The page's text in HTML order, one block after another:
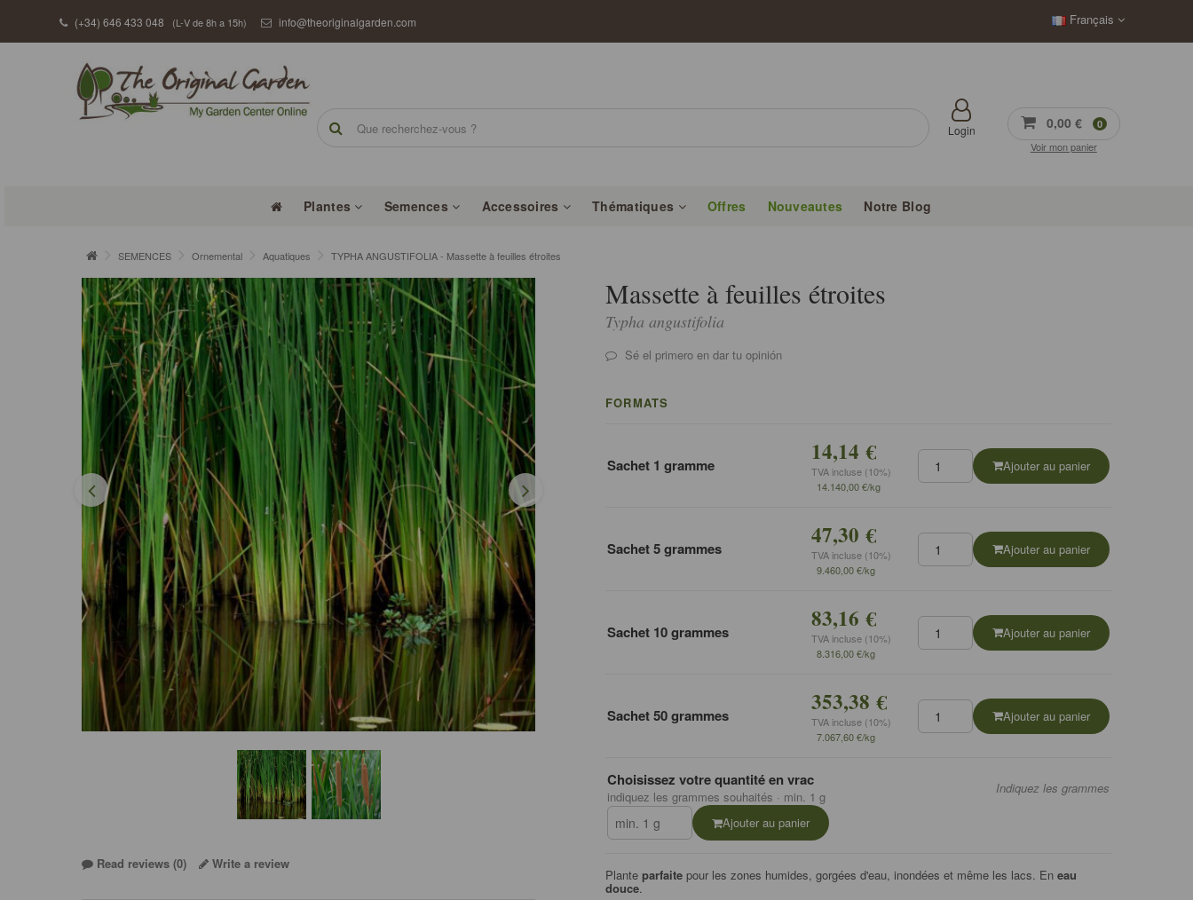
(+34) 646 433 048 (L-V de 8h a 15h) info@theoriginalgarden.com Français
0,00 € 0
Voir mon panier
Login
Plantes Semences Accessoires Thématiques Offres Nouveautes Notre Blog
SEMENCES Ornemental Aquatiques TYPHA ANGUSTIFOLIA - Massette à feuilles étroites
Read reviews (0) Write a review
Massette à feuilles étroites
Typha angustifolia
Sé el primero en dar tu opinión
FORMATS
Sachet 1 gramme 14,14 €
TVA incluse (10%)
14.140,00 €/kg
Ajouter au panier
Sachet 5 grammes 47,30 €
TVA incluse (10%)
9.460,00 €/kg
Ajouter au panier
Sachet 10 grammes 83,16 €
TVA incluse (10%)
8.316,00 €/kg
Ajouter au panier
Sachet 50 grammes 353,38 €
TVA incluse (10%)
7.067,60 €/kg
Ajouter au panier
Choisissez votre quantité en vrac
indiquez les grammes souhaités · min. 1 g
Indiquez les grammes
Ajouter au panier
Plante parfaitepour les zones humides, gorgées d'eau, inondées et même les lacs. En eau
douce.